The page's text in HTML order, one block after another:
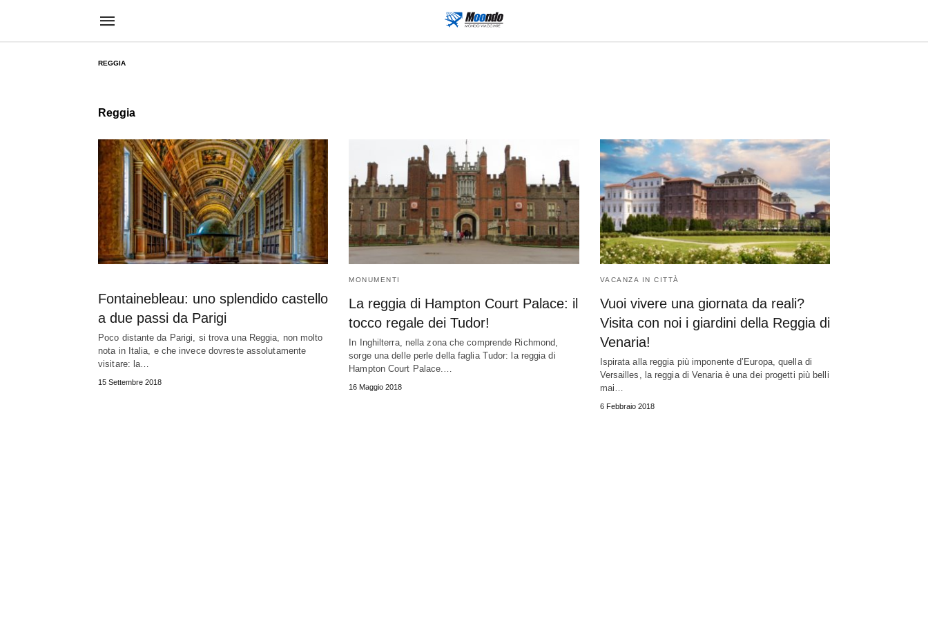
REGGIA
Reggia
Fontainebleau: uno splendido castello
a due passi da Parigi
Poco distante da Parigi, si trova una Reggia, non molto
nota in Italia, e che invece dovreste assolutamente
visitare: la…
15 Settembre 2018
MONUMENTI
La reggia di Hampton Court Palace: il
tocco regale dei Tudor!
In Inghilterra, nella zona che comprende Richmond,
sorge una delle perle della faglia Tudor: la reggia di
Hampton Court Palace.…
16 Maggio 2018
VACANZA IN CITTÀ
Vuoi vivere una giornata da reali?
Visita con noi i giardini della Reggia di
Venaria!
Ispirata alla reggia più imponente d’Europa, quella di
Versailles, la reggia di Venaria è una dei progetti più belli
mai…
6 Febbraio 2018